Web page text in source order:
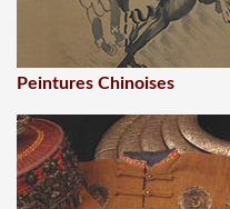
Peintures Chinoises